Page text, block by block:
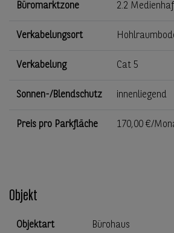
Büromarktzone 2.2
Verkabelungsort
Verkabelung Cat 5
Sonnen-/Blendschutz innenliegend
Preis pro Parkfläche 170,00 €/
Objekt
Objektart Bürohaus